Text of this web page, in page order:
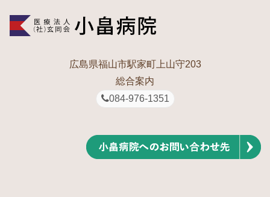
広島県福山市駅家町上山守203
総合案内
084-976-1351